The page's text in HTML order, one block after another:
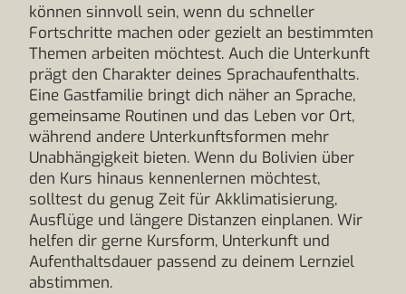
können sinnvoll sein, wenn du schneller
Fortschritte machen oder gezielt an bestimmten
Themen arbeiten möchtest. Auch die Unterkunft
prägt den Charakter deines Sprachaufenthalts.
Eine Gastfamilie bringt dich näher an Sprache,
gemeinsame Routinen und das Leben vor Ort,
während andere Unterkunftsformen mehr
Unabhängigkeit bieten. Wenn du Bolivien über
den Kurs hinaus kennenlernen möchtest,
solltest du genug Zeit für Akklimatisierung,
Ausflüge und längere Distanzen einplanen. Wir
helfen dir gerne Kursform, Unterkunft und
Aufenthaltsdauer passend zu deinem Lernziel
abstimmen.